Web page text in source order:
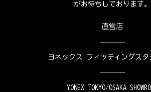
がお待ちしております。
直営店
ヨネックス フィッティングスタ
YONEX TOKYO/OSAKA